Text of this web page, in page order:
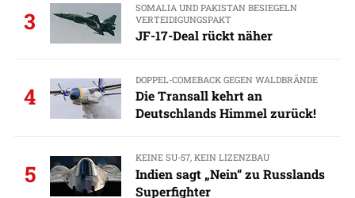
3
SOMALIA UND PAKISTAN BESIEGELN
VERTEIDIGUNGSPAKT
JF-17-Deal rückt näher
4
DOPPEL-COMEBACK GEGEN WALDBRÄNDE
Die Transall kehrt an
Deutschlands Himmel zurück!
5
KEINE SU-57, KEIN LIZENZBAU
Indien sagt „Nein“ zu Russlands
Superfighter